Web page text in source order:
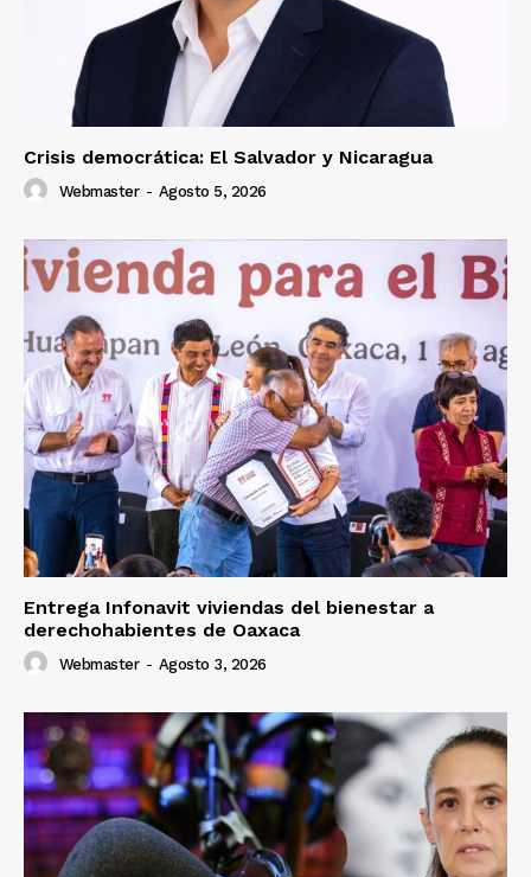
Crisis democrática: El Salvador y Nicaragua
Webmaster - Agosto 5, 2026
Entrega Infonavit viviendas del bienestar a
derechohabientes de Oaxaca
Webmaster - Agosto 3, 2026